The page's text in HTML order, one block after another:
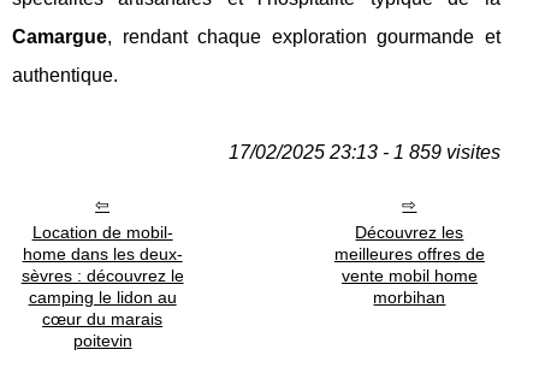
Camargue, rendant chaque exploration gourmande et
authentique.
17/02/2025 23:13 - 1 859 visites
Location de mobil-
home dans les deux-
sèvres : découvrez le
camping le lidon au
cœur du marais
poitevin
Découvrez les
meilleures offres de
vente mobil home
morbihan